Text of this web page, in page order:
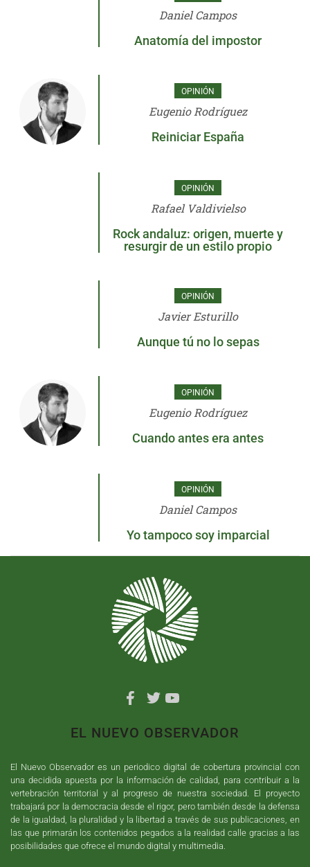
Daniel Campos
Anatomía del impostor
OPINIÓN
Eugenio Rodríguez
Reiniciar España
OPINIÓN
Rafael Valdivielso
Rock andaluz: origen, muerte y
resurgir de un estilo propio
OPINIÓN
Javier Esturillo
Aunque tú no lo sepas
OPINIÓN
Eugenio Rodríguez
Cuando antes era antes
OPINIÓN
Daniel Campos
Yo tampoco soy imparcial
EL NUEVO OBSERVADOR
El Nuevo Observador es un periodico digital de cobertura provincial con
una decidida apuesta por la información de calidad, para contribuir a la
vertebración territorial y al progreso de nuestra sociedad. El proyecto
trabajará por la democracia desde el rigor, pero también desde la defensa
de la igualdad, la pluralidad y la libertad a través de sus publicaciones, en
las que primarán los contenidos pegados a la realidad calle gracias a las
posibilidades que ofrece el mundo digital y multimedia.